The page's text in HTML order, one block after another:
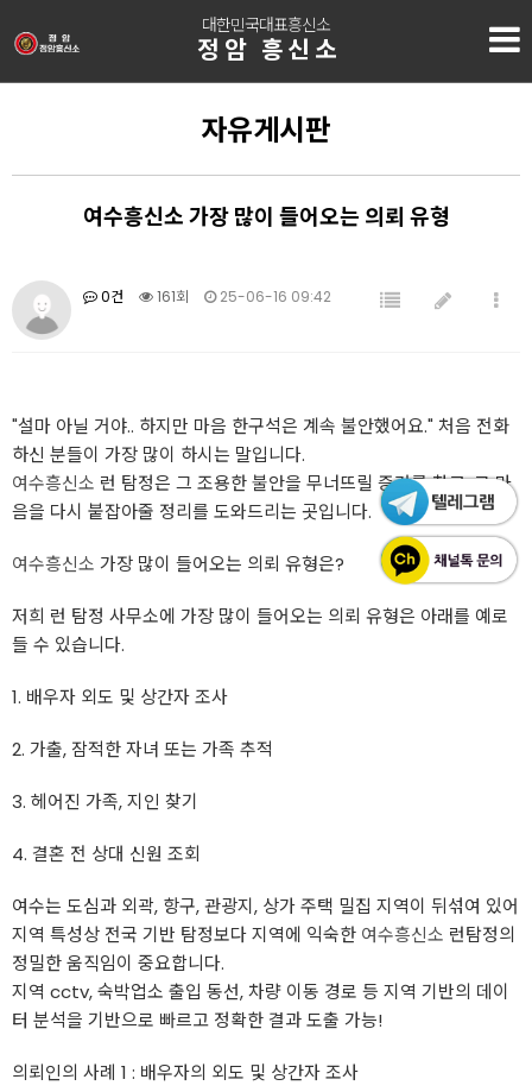
대한민국대표흥신소
정암 흥신소
자유게시판
여수흥신소 가장 많이 들어오는 의뢰 유형
0건 161회 25-06-16 09:42
"설마 아닐 거야.. 하지만 마음 한구석은 계속 불안했어요." 처음 전화
하신 분들이 가장 많이 하시는 말입니다.
여수흥신소 런 탐정은 그 조용한 불안을 무너뜨릴 증거를 찾고, 그 마
음을 다시 붙잡아줄 정리를 도와드리는 곳입니다.
여수흥신소 가장 많이 들어오는 의뢰 유형은?
저희 런 탐정 사무소에 가장 많이 들어오는 의뢰 유형은 아래를 예로
들 수 있습니다.
1. 배우자 외도 및 상간자 조사
2. 가출, 잠적한 자녀 또는 가족 추적
3. 헤어진 가족, 지인 찾기
4. 결혼 전 상대 신원 조회
여수는 도심과 외곽, 항구, 관광지, 상가 주택 밀집 지역이 뒤섞여 있어
지역 특성상 전국 기반 탐정보다 지역에 익숙한 여수흥신소 런탐정의
정밀한 움직임이 중요합니다.
지역 cctv, 숙박업소 출입 동선, 차량 이동 경로 등 지역 기반의 데이
터 분석을 기반으로 빠르고 정확한 결과 도출 가능!
의뢰인의 사례 1 : 배우자의 외도 및 상간자 조사